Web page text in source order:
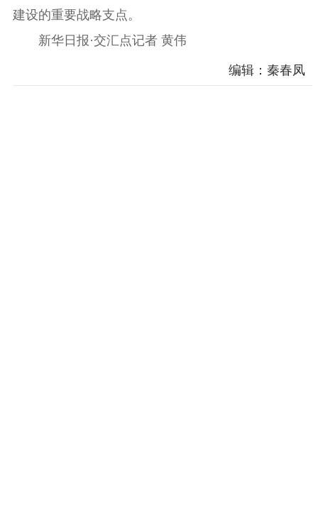
紫金人才 职称评审
建设的重要战略支点。
新华日报·交汇点记者 黄伟
编辑：秦春凤